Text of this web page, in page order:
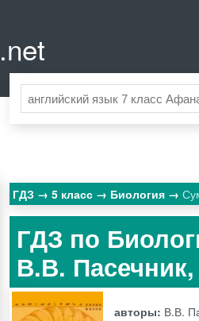
.net
ГДЗ 5 класс Биология
ГДЗ по
В.В.
авторы: В.В.